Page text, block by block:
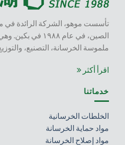
تأسست موهو، الشركة الرائدة في
الصين، في عام
ملموسة الخرسانة، التصنيع،
اقرأ أكثر
خدماتنا
الخلطات الخرسانية
مواد حماية الخرسانة
مواد إصلاح الخرسانة